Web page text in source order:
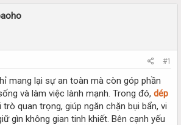
#1
mang lại sự an toàn mà còn góp phần
và làm việc lành mạnh. Trong đó, dép
trò quan trọng, giúp ngăn chặn bụi bẩn, vi
gìn không gian tinh khiết. Bên cạnh yếu